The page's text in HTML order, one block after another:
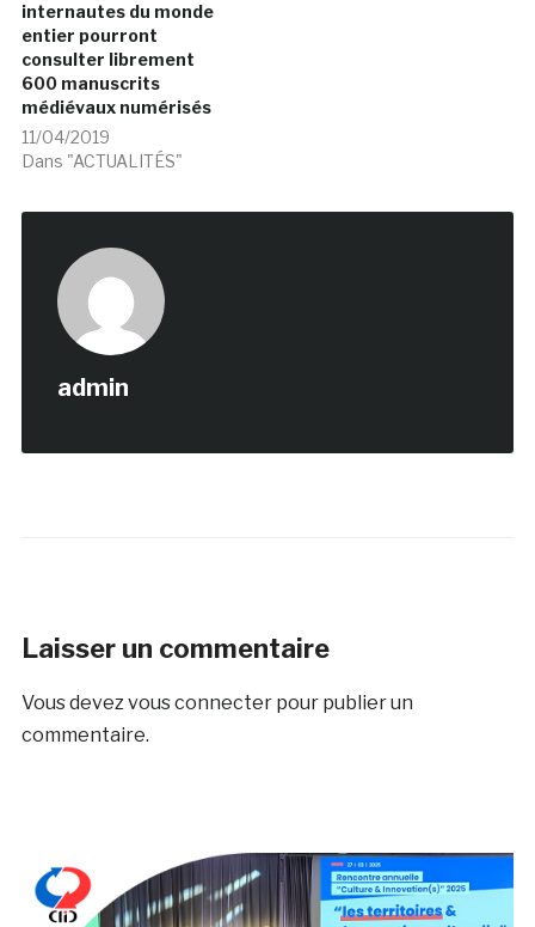
internautes du monde
entier pourront
consulter librement
600 manuscrits
médiévaux numérisés
11/04/2019
Dans "ACTUALITÉS"
admin
Laisser un commentaire
Vous devezvous connecterpour publier un
commentaire.